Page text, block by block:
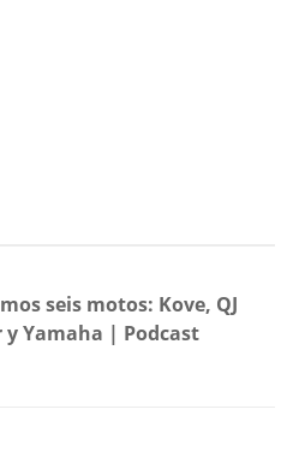
seis motos: Kove, QJ
y Yamaha | Podcast